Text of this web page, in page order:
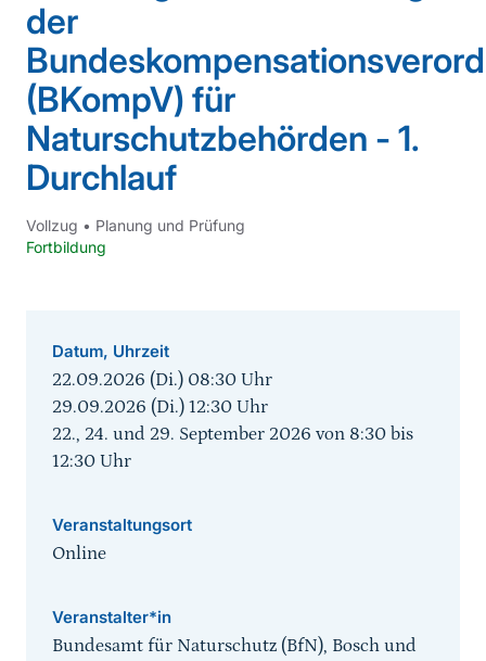
der
(BKompV) für
Naturschutzbehörden - 1.
Durchlauf
Vollzug • Planung und Prüfung
Fortbildung
Datum, Uhrzeit
22.09.2026 (Di.) 08:30 Uhr
29.09.2026 (Di.) 12:30 Uhr
22., 24. und 29. September 2026 von 8:30 bis
12:30 Uhr
Veranstaltungsort
Online
Veranstalter*in
Bundesamt für Naturschutz (BfN), Bosch und